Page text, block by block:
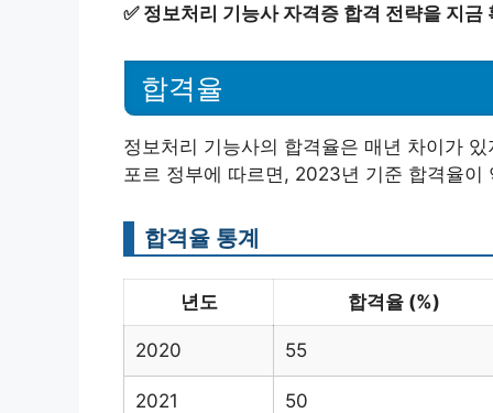
✅ 정보처리 기능사 자격증 합격 전략을 지금
합격율
정보처리 기능사의 합격율은 매년 차이가
포르 정부에 따르면, 2023년 기준 합격율이
합격율 통계
년도 합격율 (%)
2020 55
2021 50